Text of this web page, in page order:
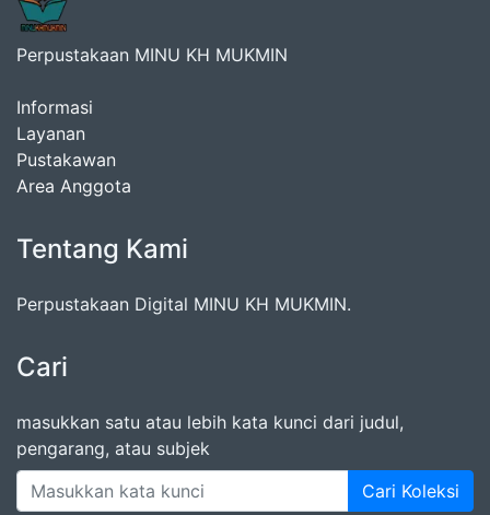
Perpustakaan MINU KH MUKMIN
Informasi
Layanan
Pustakawan
Area Anggota
Tentang Kami
Perpustakaan Digital MINU KH MUKMIN.
Cari
masukkan satu atau lebih kata kunci dari judul,
pengarang, atau subjek
Cari Koleksi